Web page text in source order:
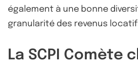
également à une bonne
granularité des revenus
La SCPI Comète